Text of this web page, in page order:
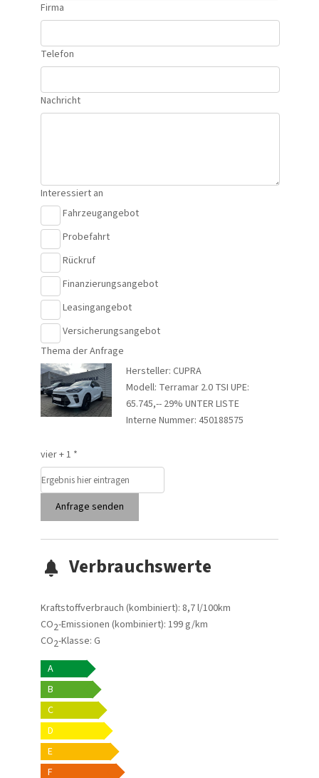
Firma
Telefon
Nachricht
Interessiert an
Fahrzeugangebot
Probefahrt
Rückruf
Finanzierungsangebot
Leasingangebot
Versicherungsangebot
Thema der Anfrage
Hersteller: CUPRA
Modell: Terramar 2.0 TSI UPE:
65.745,-- 29% UNTER LISTE
Interne Nummer: 450188575
vier + 1 *
Anfrage senden
Verbrauchswerte
Kraftstoffverbrauch (kombiniert): 8,7 l/100km
CO2-Emissionen (kombiniert): 199 g/km
CO2-Klasse: G
A
B
C
D
E
F